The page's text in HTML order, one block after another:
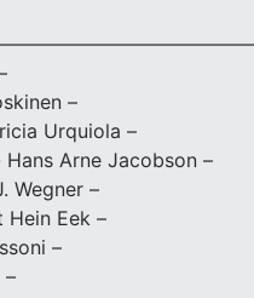
–
Urquiola –
Arne Jacobson –
Wegner –
Hein Eek –
–
–